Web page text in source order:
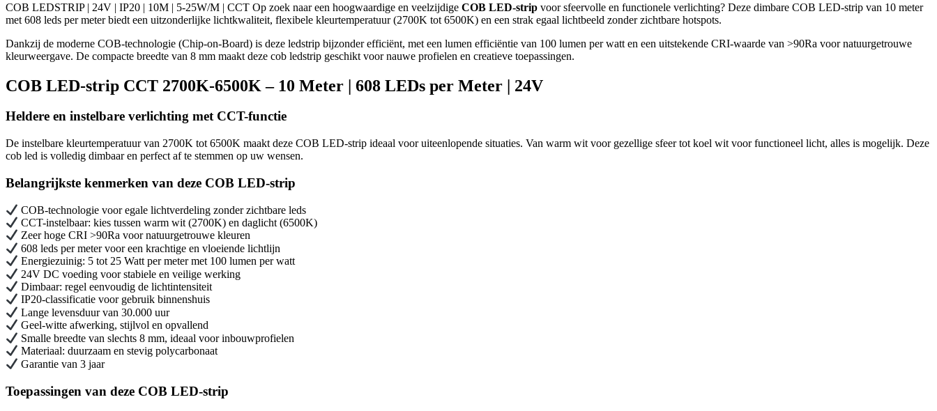
COB LEDSTRIP | 24V | IP20 | 10M | 5-25W/M | CCT Op zoek naar een hoogwaardige en veelzijdige COB LED-strip voor sfeervolle en functionele verlichting? Deze dimbare COB LED-strip van 10 meter
met 608 leds per meter biedt een uitzonderlijke lichtkwaliteit, flexibele kleurtemperatuur (2700K tot 6500K) en een strak egaal lichtbeeld zonder zichtbare hotspots.
Dankzij de moderne COB-technologie (Chip-on-Board) is deze ledstrip bijzonder efficiënt, met een lumen efficiëntie van 100 lumen per watt en een uitstekende CRI-waarde van >90Ra voor natuurgetrouwe
kleurweergave. De compacte breedte van 8 mm maakt deze cob ledstrip geschikt voor nauwe profielen en creatieve toepassingen.
COB LED-strip CCT 2700K-6500K – 10 Meter | 608 LEDs per Meter | 24V
Heldere en instelbare verlichting met CCT-functie
De instelbare kleurtemperatuur van 2700K tot 6500K maakt deze COB LED-strip ideaal voor uiteenlopende situaties. Van warm wit voor gezellige sfeer tot koel wit voor functioneel licht, alles is mogelijk. Deze
cob led is volledig dimbaar en perfect af te stemmen op uw wensen.
Belangrijkste kenmerken van deze COB LED-strip
COB-technologie voor egale lichtverdeling zonder zichtbare leds
CCT-instelbaar: kies tussen warm wit (2700K) en daglicht (6500K)
Zeer hoge CRI >90Ra voor natuurgetrouwe kleuren
608 leds per meter voor een krachtige en vloeiende lichtlijn
Energiezuinig: 5 tot 25 Watt per meter met 100 lumen per watt
24V DC voeding voor stabiele en veilige werking
Dimbaar: regel eenvoudig de lichtintensiteit
IP20-classificatie voor gebruik binnenshuis
Lange levensduur van 30.000 uur
Geel-witte afwerking, stijlvol en opvallend
Smalle breedte van slechts 8 mm, ideaal voor inbouwprofielen
Materiaal: duurzaam en stevig polycarbonaat
Garantie van 3 jaar
Toepassingen van deze COB LED-strip